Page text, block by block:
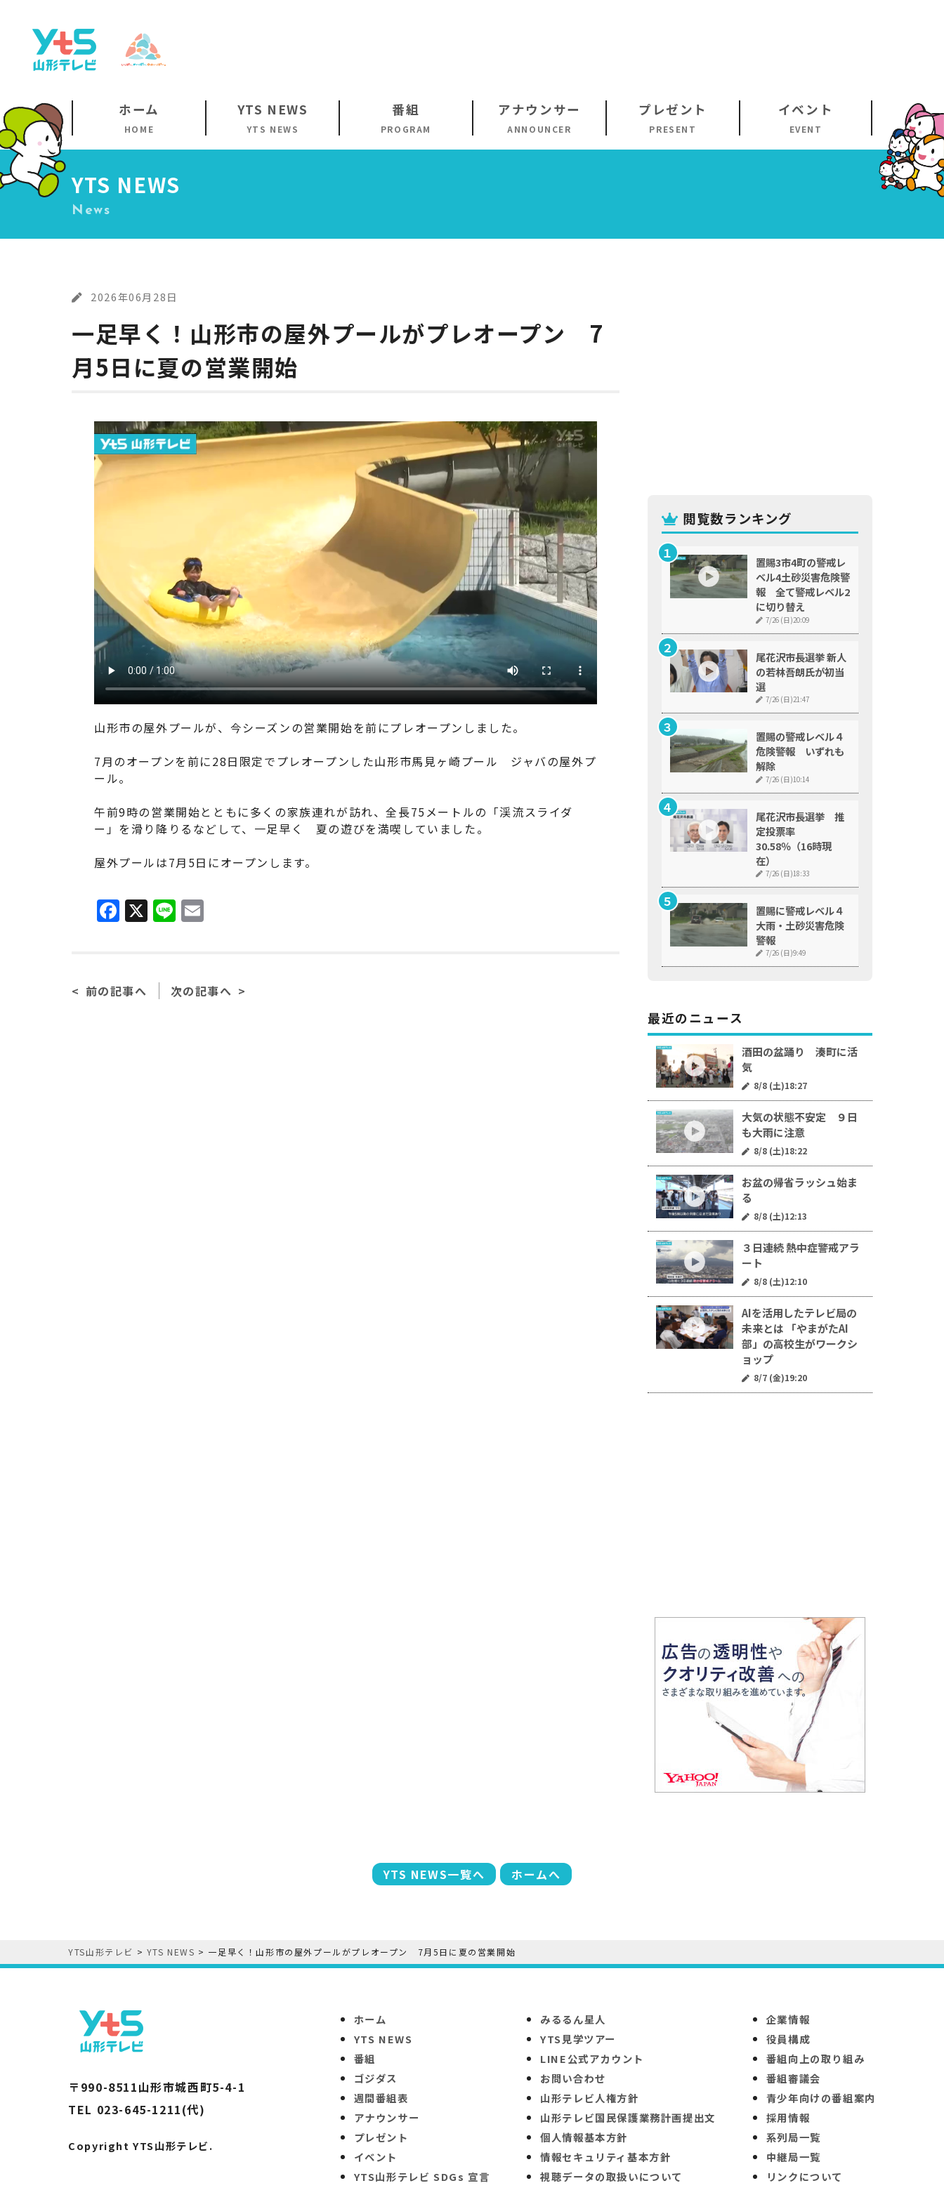
ホーム
HOME
YTS NEWS
YTS NEWS
番組
PROGRAM
アナウンサー
ANNOUNCER
プレゼント
PRESENT
イベント
EVENT
YTS NEWS
News
2026年06月28日
一足早く！山形市の屋外プールがプレオープン 7
月5日に夏の営業開始
山形市の屋外プールが、今シーズンの営業開始を前にプレオープンしました。
7月のオープンを前に28日限定でプレオープンした山形市馬見ヶ崎プール ジャバの屋外プ
ール。
午前9時の営業開始とともに多くの家族連れが訪れ、全長75メートルの「渓流スライダ
ー」を滑り降りるなどして、一足早く 夏の遊びを満喫していました。
屋外プールは7月5日にオープンします。
F
a
e
b
X Li
n
l
前の記事へ 次の記事へ
閲覧数ランキング
置賜3市4町の警戒レ
ベル4土砂災害危険警
報 全て警戒レベル2
に切り替え
7/26 (日)20:09
尾花沢市長選挙 新人
の若林吾朗氏が初当
選
7/26 (日)21:47
置賜の警戒レベル４
危険警報 いずれも
解除
7/26 (日)10:14
尾花沢市長選挙 推
定投票率
30.58％（16時現
在）
7/26 (日)18:33
置賜に警戒レベル４
大雨・土砂災害危険
警報
7/26 (日)9:49
最近のニュース
酒田の盆踊り 湊町に活
気
8/8 (土)18:27
大気の状態不安定 ９日
も大雨に注意
8/8 (土)18:22
お盆の帰省ラッシュ始ま
る
8/8 (土)12:13
３日連続 熱中症警戒アラ
ート
8/8 (土)12:10
AIを活用したテレビ局の
未来とは 「やまがたAI
部」の高校生がワークシ
ョップ
8/7 (金)19:20
YTS NEWS一覧へ ホームへ
YTS山形テレビ > YTS NEWS > 一足早く！山形市の屋外プールがプレオープン 7月5日に夏の営業開始
〒990-8511山形市城西町5-4-1
TEL 023-645-1211(代)
Copyright YTS山形テレビ.
ホーム
YTS NEWS
番組
ゴジダス
週間番組表
アナウンサー
プレゼント
イベント
YTS山形テレビ SDGs 宣言
みるるん星人
YTS見学ツアー
LINE公式アカウント
お問い合わせ
山形テレビ人権方針
山形テレビ国民保護業務計画提出文
個人情報基本方針
情報セキュリティ基本方針
視聴データの取扱いについて
企業情報
役員構成
番組向上の取り組み
番組審議会
青少年向けの番組案内
採用情報
系列局一覧
中継局一覧
リンクについて